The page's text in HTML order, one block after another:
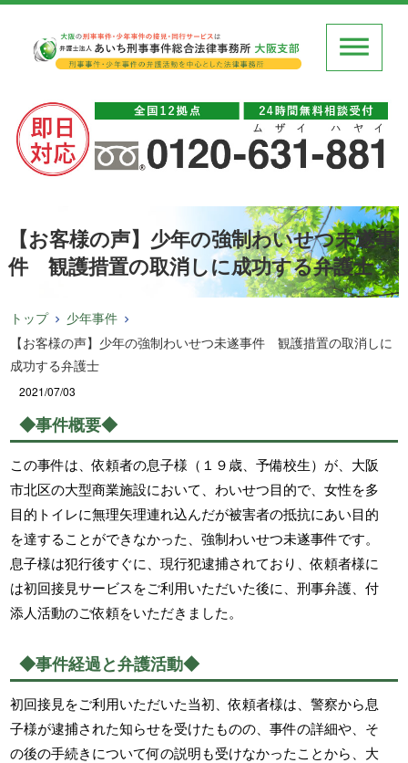
【お客様の声】少年の強制わいせつ未遂事
件 観護措置の取消しに成功する弁護士
トップ
少年事件
【お客様の声】少年の強制わいせつ未遂事件 観護措置の取消しに
成功する弁護士
2021/07/03
◆事件概要◆
この事件は、依頼者の息子様（１９歳、予備校生）が、大阪
市北区の大型商業施設において、わいせつ目的で、女性を多
目的トイレに無理矢理連れ込んだが被害者の抵抗にあい目的
を達することができなかった、強制わいせつ未遂事件です。
息子様は犯行後すぐに、現行犯逮捕されており、依頼者様に
は初回接見サービスをご利用いただいた後に、刑事弁護、付
添人活動のご依頼をいただきました。
◆事件経過と弁護活動◆
初回接見をご利用いただいた当初、依頼者様は、警察から息
子様が逮捕された知らせを受けたものの、事件の詳細や、そ
の後の手続きについて何の説明も受けなかったことから、大